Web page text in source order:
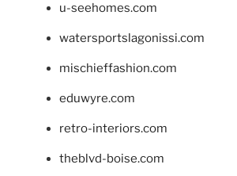
u-seehomes.com
watersportslagonissi.com
mischieffashion.com
eduwyre.com
retro-interiors.com
theblvd-boise.com